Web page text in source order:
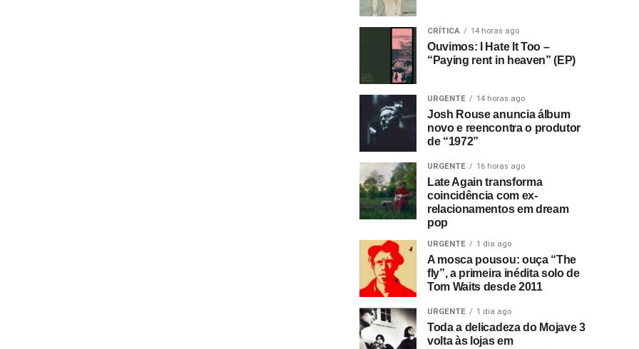
CRÍTICA 14 horas ago
Ouvimos: I Hate It Too –
“Paying rent in heaven” (EP)
URGENTE 14 horas ago
Josh Rouse anuncia álbum
novo e reencontra o produtor
de “1972”
URGENTE 16 horas ago
Late Again transforma
coincidência com ex-
relacionamentos em dream
pop
URGENTE 1 dia ago
A mosca pousou: ouça “The
fly”, a primeira inédita solo de
Tom Waits desde 2011
URGENTE 1 dia ago
Toda a delicadeza do Mojave 3
volta às lojas em